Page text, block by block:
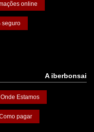
online
seguro
A iberbonsai
Onde Estamos
pagar